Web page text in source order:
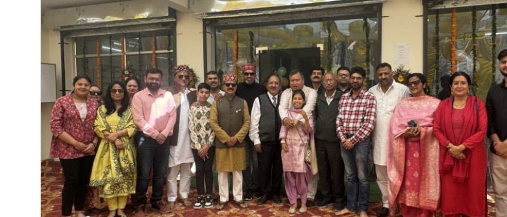
फहराया
तिरंगा